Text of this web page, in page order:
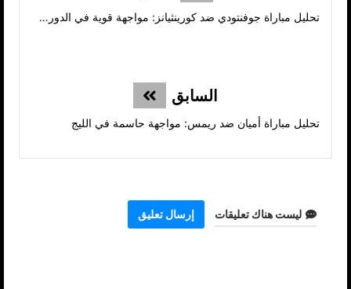
تحليل مباراة جوفنتودي ضد كورينثيانز: مواجهة قوية في الدوري البرازيلي
السابق
تحليل مباراة أميان ضد ريمس: مواجهة حاسمة في الليج
ليست هناك تعليقات إرسال تعليق